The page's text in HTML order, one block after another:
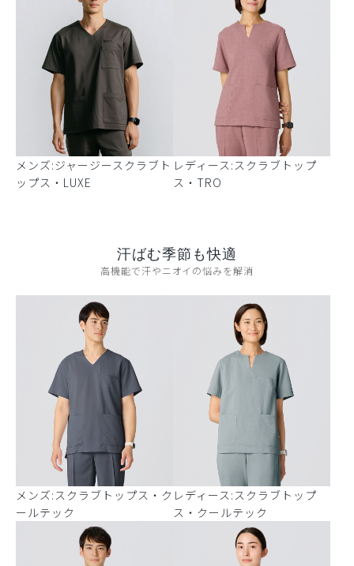
メンズ:ジャージースクラブト
ップス・LUXE
レディース:スクラブトップ
ス・TRO
汗ばむ季節も快適
高機能で汗やニオイの悩みを解消
メンズ:スクラブトップス・ク
ールテック
レディース:スクラブトップ
ス・クールテック